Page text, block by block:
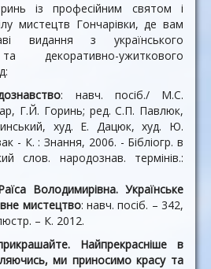
із професійним святом і
мистецтв Гончарівки, де вам
видання з українського
декоративно-ужиткового
: навч. посіб./ М.С.
Г.Й. Горинь; ред. С.П. Павлюк,
худ. Е. Дацюк, худ. Ю.
- К. : Знання, 2006. - Бібліогр. в
слов. народознав. термінів.:
Володимирівна. Українське
мистецтво: навч. посіб. – 342,
– К. 2012.
Найпрекрасніше в
ми приносимо красу та